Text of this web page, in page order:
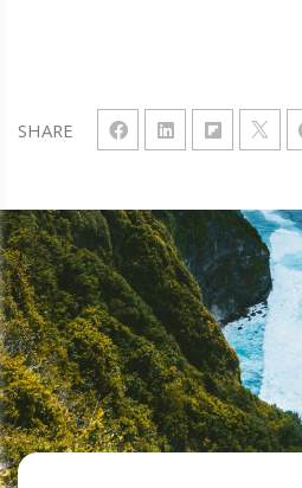
SHARE